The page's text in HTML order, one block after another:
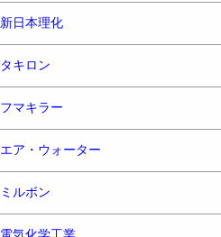
新日本理化
タキロン
フマキラー
エア・ウォーター
ミルボン